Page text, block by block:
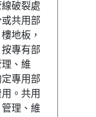
破裂處
共用部
地板，
專有部
、維
專用部
。共用
理、維